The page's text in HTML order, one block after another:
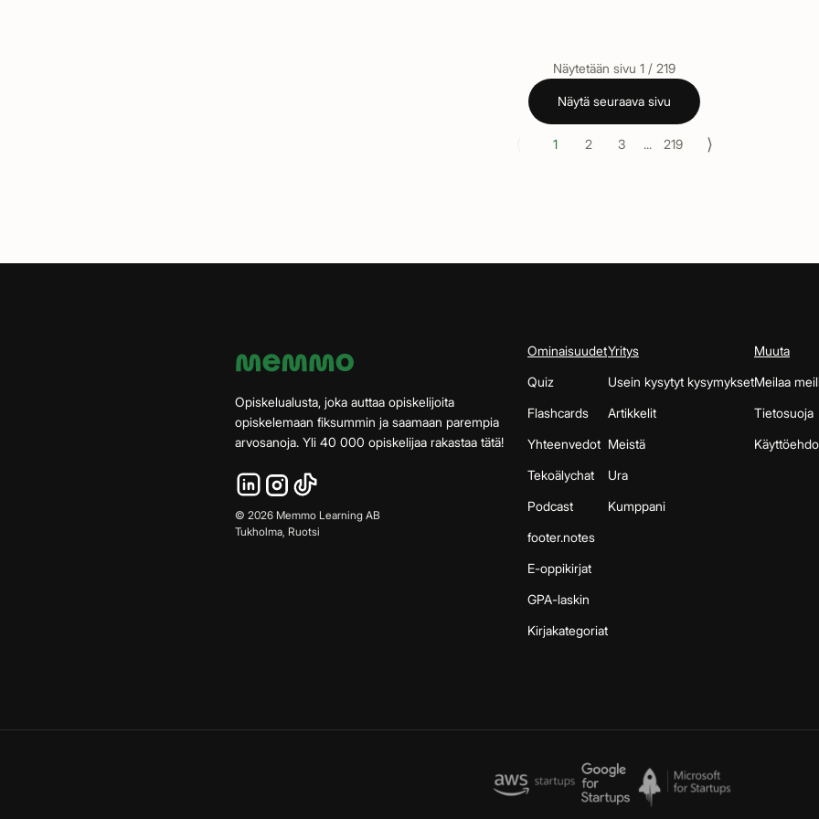
Näytetään sivu 1 / 219
Näytä seuraava sivu
1 2 3 ... 219 ⟩
Opiskelualusta, joka auttaa opiskelijoita
opiskelemaan fiksummin ja saamaan parempia
arvosanoja. Yli 40 000 opiskelijaa rakastaa tätä!
© 2026 Memmo Learning AB
Tukholma, Ruotsi
Ominaisuudet
Quiz
Flashcards
Yhteenvedot
Tekoälychat
Podcast
footer.notes
E-oppikirjat
GPA-laskin
Kirjakategoriat
Yritys
Usein kysytyt kysymykset
Artikkelit
Meistä
Ura
Kumppani
Muuta
Meilaa
Tietosuoja